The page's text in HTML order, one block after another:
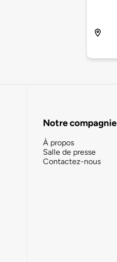
Notre compagnie
À propos
Salle de presse
Contactez-nous